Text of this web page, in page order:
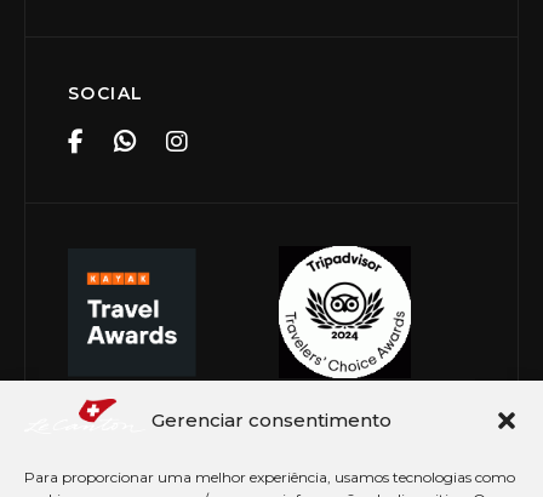
Gerenciar consentimento
Para proporcionar uma melhor experiência, usamos tecnologias como
SOCIAL